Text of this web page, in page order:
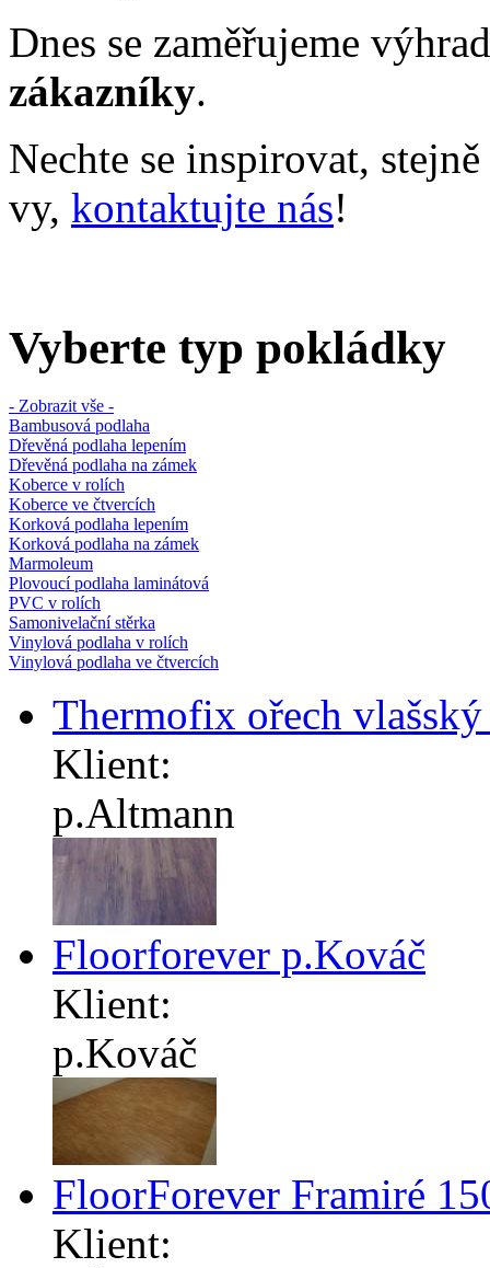
Dnes se zaměřujeme
zákazníky.
Nechte se inspirovat,
vy, kontaktujte nás!
Vyberte typ pokládky
- Zobrazit vše -
Bambusová podlaha
Dřevěná podlaha lepením
Dřevěná podlaha na zámek
Koberce v rolích
Koberce ve čtvercích
Korková podlaha lepením
Korková podlaha na zámek
Marmoleum
Plovoucí podlaha laminátová
PVC v rolích
Samonivelační stěrka
Vinylová podlaha v rolích
Vinylová podlaha ve čtvercích
Thermofix ořech
Klient:
p.Altmann
Floorforever p.Kováč
Klient:
p.Kováč
FloorForever Framiré
Klient: